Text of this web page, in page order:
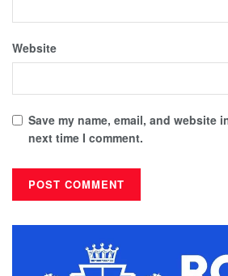
Website
Save my name, email, and website
next time I comment.